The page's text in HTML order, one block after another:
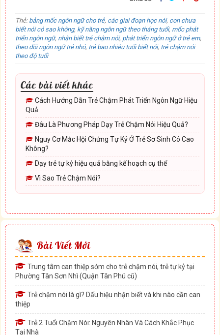
Bài Viết Mới
Trung tâm can thiệp sớm cho trẻ chậm nói, trẻ tự kỷ tại
Phường Tân Sơn Nhì (Quận Tân Phú cũ)
Trẻ chậm nói là gì? Dấu hiệu nhận biết và khi nào cần can
thiệp
Trẻ 2 Tuổi Chậm Nói: Nguyên Nhân Và Cách Khắc Phục
Tại Nhà
Thẻ: bảng mốc ngôn ngữ cho trẻ, các giai đoạn học nói, con chưa
biết nói có sao không, kỹ năng ngôn ngữ theo tháng tuổi, mốc phát
triển ngôn ngữ, nhận biết trẻ chậm nói, phát triển ngôn ngữ ở trẻ em,
theo dõi ngôn ngữ trẻ nhỏ, trẻ bao nhiêu tuổi biết nói, trẻ chậm nói
theo độ tuổi
Các bài viết khác
Cách Hướng Dẫn Trẻ Chậm Phát Triển Ngôn Ngữ Hiệu
Quả
Đâu Là Phương Pháp Dạy Trẻ Chậm Nói Hiệu Quả?
Nguy Cơ Mắc Hội Chứng Tự Kỷ Ở Trẻ Sơ Sinh Có Cao
Không?
Dạy trẻ tự kỷ hiệu quả bằng kế hoạch cụ thể
Vì Sao Trẻ Chậm Nói?